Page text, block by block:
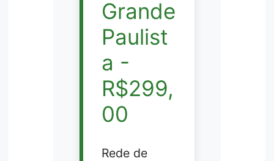
Grande
Paulist
a -
R$299,
00
Rede de